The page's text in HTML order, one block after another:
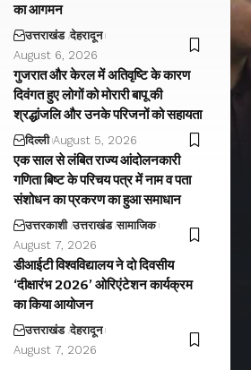
का आगमन
उत्तराखंड देहरादून
August 6, 2026
गुजरात और केरल में अतिवृष्टि के कारण
दिवंगत हुए लोगों को मोरारी बापू की
श्रद्धांजलि और उनके परिजनों को सहायता
दिल्ली August 5, 2026
एक साल से लंबित राज्य आंदोलनकारी
गणिता बिष्ट के परिचय पत्र में नाम व पता
संशोधन का प्रकरण का हुआ समाधान
उत्तरकाशी उत्तराखंड सामाजिक
August 7, 2026
डीआईटी विश्वविद्यालय ने दो दिवसीय
‘दीक्षारंभ 2026’ ओरिएंटेशन कार्यक्रम
का किया आयोजन
उत्तराखंड देहरादून
August 7, 2026